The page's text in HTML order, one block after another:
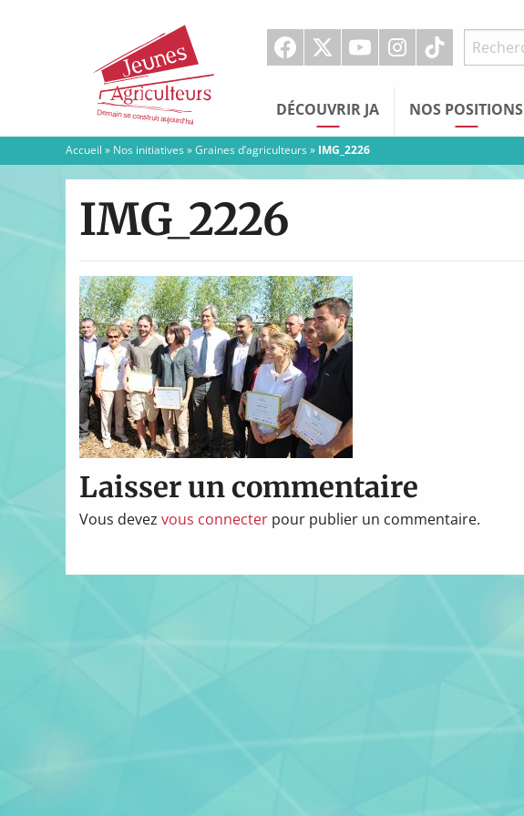
Agriculteurs
DÉCOUVRIR JA NOS POSITIONS
Accueil » Nos initiatives»Graines d’agriculteurs» IMG_2226
IMG_2226
Laisser un commentaire
Vous devez vous connecter pour publier un commentaire.